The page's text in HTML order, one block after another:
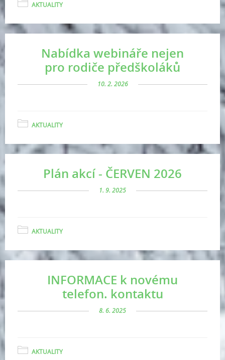
AKTUALITY
Nabídka webináře nejen
pro rodiče předškoláků
10. 2. 2026
AKTUALITY
Plán akcí - ČERVEN 2026
1. 9. 2025
AKTUALITY
INFORMACE k novému
telefon. kontaktu
8. 6. 2025
AKTUALITY